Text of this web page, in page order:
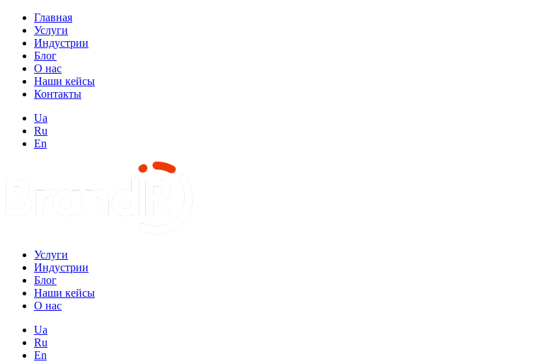
Главная
Услуги
Индустрии
Блог
О нас
Наши кейсы
Контакты
Ua
Ru
En
Услуги
Индустрии
Блог
Наши кейсы
О нас
Ua
Ru
En